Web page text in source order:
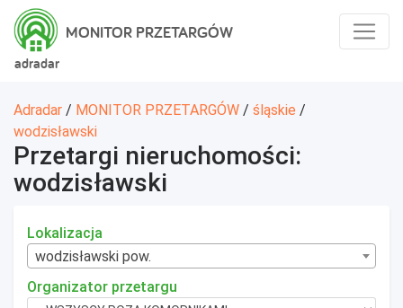
adradar
MONITOR PRZETARGÓW
Adradar / MONITOR PRZETARGÓW / śląskie /
wodzisławski
Przetargi nieruchomości:
wodzisławski
Lokalizacja
wodzisławski pow.
Organizator przetargu